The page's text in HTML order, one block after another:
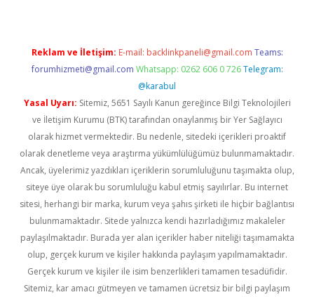
Reklam ve İletişim: E-mail: backlinkpaneli@gmail.com Teams:
forumhizmeti@gmail.com Whatsapp: 0262 606 0 726 Telegram:
@karabul
Yasal Uyarı: Sitemiz, 5651 Sayılı Kanun gereğince Bilgi Teknolojileri
ve İletişim Kurumu (BTK) tarafından onaylanmış bir Yer Sağlayıcı
olarak hizmet vermektedir. Bu nedenle, sitedeki içerikleri proaktif
olarak denetleme veya araştırma yükümlülüğümüz bulunmamaktadır.
Ancak, üyelerimiz yazdıkları içeriklerin sorumluluğunu taşımakta olup,
siteye üye olarak bu sorumluluğu kabul etmiş sayılırlar. Bu internet
sitesi, herhangi bir marka, kurum veya şahıs şirketi ile hiçbir bağlantısı
bulunmamaktadır. Sitede yalnızca kendi hazırladığımız makaleler
paylaşılmaktadır. Burada yer alan içerikler haber niteliği taşımamakta
olup, gerçek kurum ve kişiler hakkında paylaşım yapılmamaktadır.
Gerçek kurum ve kişiler ile isim benzerlikleri tamamen tesadüfidir.
Sitemiz, kar amacı gütmeyen ve tamamen ücretsiz bir bilgi paylaşım